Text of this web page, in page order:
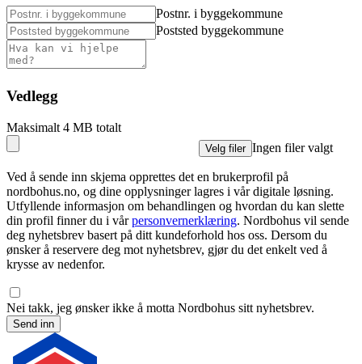
Postnr. i byggekommune
Poststed byggekommune
Vedlegg
Maksimalt 4 MB totalt
Velg filer Ingen filer valgt
Ved å sende inn skjema opprettes det en brukerprofil på
nordbohus.no, og dine opplysninger lagres i vår digitale løsning.
Utfyllende informasjon om behandlingen og hvordan du kan slette
din profil finner du i vår personvernerklæring. Nordbohus vil sende
deg nyhetsbrev basert på ditt kundeforhold hos oss. Dersom du
ønsker å reservere deg mot nyhetsbrev, gjør du det enkelt ved å
krysse av nedenfor.
Nei takk, jeg ønsker ikke å motta Nordbohus sitt nyhetsbrev.
Send inn